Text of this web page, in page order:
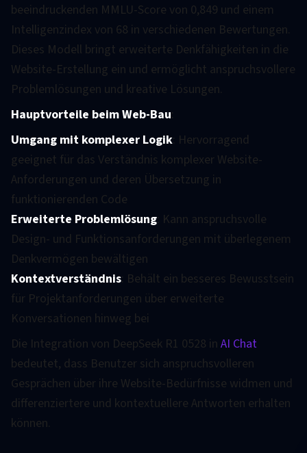
beeindruckenden MMLU-Score von 0,849 und einem
Intelligenzindex von 68 in verschiedenen Bewertungen.
Dieses Modell bringt erweiterte Denkfähigkeiten in die
Website-Erstellung ein und ermöglicht anspruchsvollere
Problemlösungen und kreative Lösungen.
Hauptvorteile beim Web-Bau:
Umgang mit komplexer Logik: Hervorragend
geeignet für das Verständnis komplexer Website-
Anforderungen und deren Übersetzung in
funktionierenden Code
Erweiterte Problemlösung: Kann anspruchsvolle
Design- und Funktionsanforderungen mit überlegenem
Denkvermögen bewältigen
Kontextverständnis: Behält ein besseres Bewusstsein
für Projektanforderungen über erweiterte
Konversationen hinweg bei
Die Integration von DeepSeek R1 0528 in AI Chat
bedeutet, dass Benutzer sich anspruchsvolleren
Gesprächen über ihre Website-Bedürfnisse widmen und
differenziertere und kontextuellere Antworten erhalten
können.